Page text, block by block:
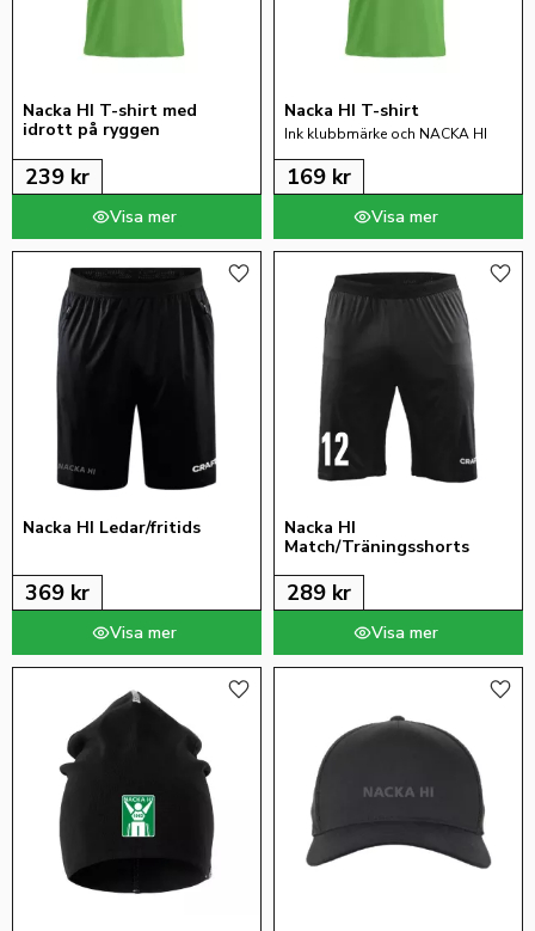
Nacka HI T-shirt med
idrott på ryggen
239 kr
Nacka HI T-shirt
Ink klubbmärke och NACKA HI
169 kr
Nacka HI Ledar/fritids
369 kr
Lägg till i favoriter
Nacka HI
Match/Träningsshorts
289 kr
Lägg till i favoriter